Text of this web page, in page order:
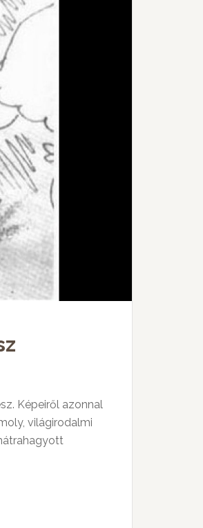
Képeiről azonnal
világirodalmi